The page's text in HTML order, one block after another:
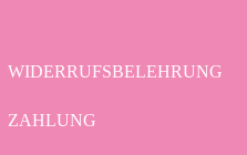
WIDERRUFSBELEHRUNG
ZAHLUNG